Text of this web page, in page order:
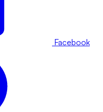
Facebook